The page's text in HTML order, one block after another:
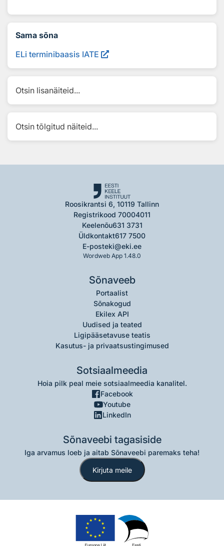
Sama sõna
ELi terminibaasis IATE
Otsin lisanäiteid...
Otsin tõlgitud näiteid...
Roosikrantsi 6, 10119 Tallinn
Registrikood 70004011
Keelenõu631 3731
Üldkontakt617 7500
E-posteki@eki.ee
Wordweb App 1.48.0
Sõnaveeb
Portaalist
Sõnakogud
Ekilex API
Uudised ja teated
Ligipääsetavuse teatis
Kasutus- ja privaatsustingimused
Sotsiaalmeedia
Hoia pilk peal meie sotsiaalmeedia kanalitel.
Facebook
Youtube
LinkedIn
Sõnaveebi tagasiside
Iga arvamus loeb ja aitab Sõnaveebi paremaks teha!
Kirjuta meile